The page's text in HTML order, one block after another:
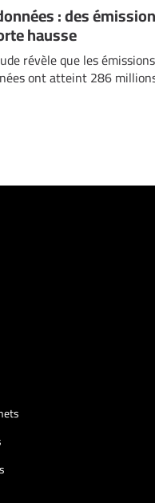
: des
hausse
révèle que les
ont atteint 286